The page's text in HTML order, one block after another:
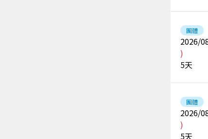
團體
2026/
)
5天
團體
2026/
)
5天